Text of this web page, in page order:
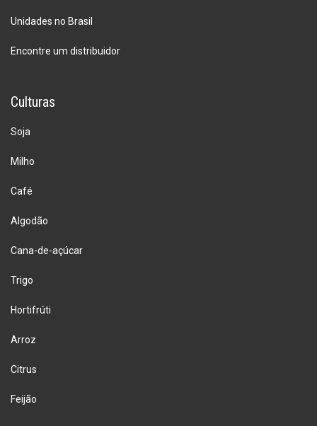
Unidades no Brasil
Encontre um distribuidor
Culturas
Soja
Milho
Café
Algodão
Cana-de-açúcar
Trigo
Hortifrúti
Arroz
Citrus
Feijão